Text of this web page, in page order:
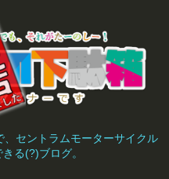
セントラムモーターサイクル
る(?)ブログ。